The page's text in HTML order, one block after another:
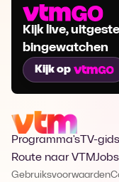
Kijk live,
bingewatchen
Kijk op
Programma's TV-gids
Route naar VTMJobs
Gebruiksvoorwaarden